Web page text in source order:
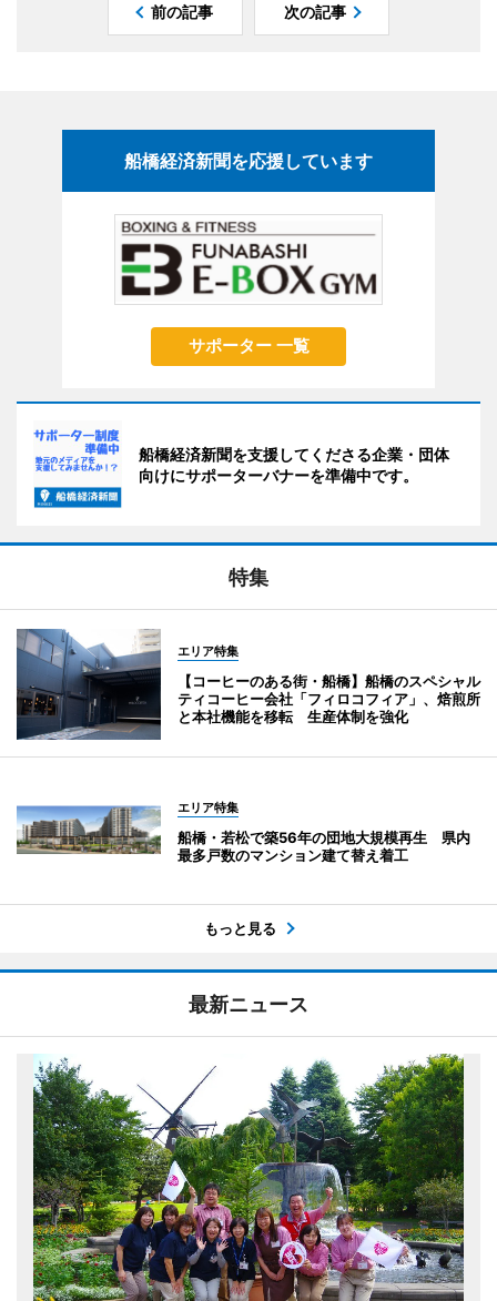
前の記事 次の記事
船橋経済新聞を応援しています
サポーター 一覧
船橋経済新聞を支援してくださる企業・団体
向けにサポーターバナーを準備中です。
特集
エリア特集
【コーヒーのある街・船橋】船橋のスペシャル
ティコーヒー会社「フィロコフィア」、焙煎所
と本社機能を移転 生産体制を強化
エリア特集
船橋・若松で築56年の団地大規模再生 県内
最多戸数のマンション建て替え着工
もっと見る
最新ニュース